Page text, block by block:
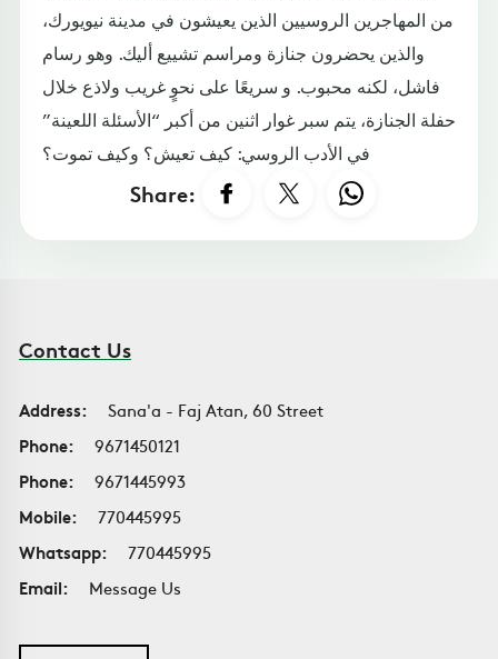
من المهاجرين الروسيين الذين يعيشون في مدينة نيويورك،
والذين يحضرون جنازة ومراسم تشييع أليك. وهو رسام
فاشل، لكنه محبوب. و سريعًا على نحوٍ غريب ولاذع خلال
حفلة الجنازة، يتم سبر غوار اثنين من أكبر “الأسئلة اللعينة”
في الأدب الروسي: كيف تعيش؟ وكيف تموت؟
Share:
Contact Us
Address:
Sana'a - Faj Atan, 60 Street
Phone:
9671450121
Phone:
9671445993
Mobile:
770445995
Whatsapp:
770445995
Email:
Message Us